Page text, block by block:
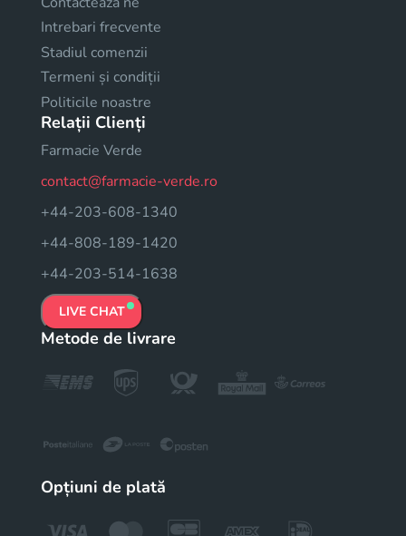
Intrebari frecvente
Stadiul comenzii
Termeni și condiții
Politicile noastre
Relații Clienți
Farmacie Verde
contact@farmacie-verde.ro
+44-203-608-1340
+44-808-189-1420
+44-203-514-1638
LIVE CHAT
Metode de livrare
Opțiuni de plată